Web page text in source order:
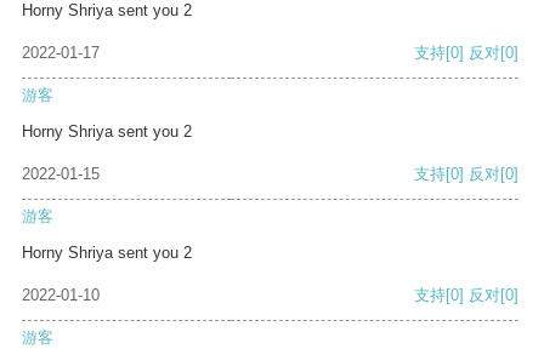
Horny Shriya sent you 2
2022-01-17 支持[0] 反对[0]
游客
Horny Shriya sent you 2
2022-01-15 支持[0] 反对[0]
游客
Horny Shriya sent you 2
2022-01-10 支持[0] 反对[0]
游客